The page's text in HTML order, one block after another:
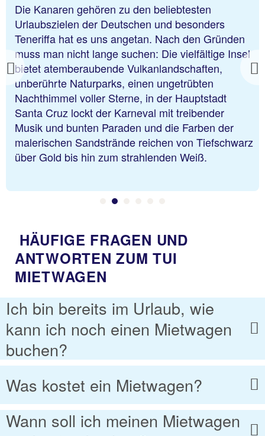
Previous
Die Kanaren gehören zu den beliebtesten
Urlaubszielen der Deutschen und besonders
Teneriffa hat es uns angetan. Nach den Gründen
muss man nicht lange suchen: Die vielfältige Insel
bietet atemberaubende Vulkanlandschaften,
unberührte Naturparks, einen ungetrübten
Nachthimmel voller Sterne, in der Hauptstadt
Santa Cruz lockt der Karneval mit treibender
Musik und bunten Paraden und die Farben der
malerischen Sandstrände reichen von Tiefschwarz
über Gold bis hin zum strahlenden Weiß.
HÄUFIGE FRAGEN UND
ANTWORTEN ZUM TUI
MIETWAGEN
Ich bin bereits im Urlaub, wie
kann ich noch einen Mietwagen
buchen?
Was kostet ein Mietwagen?
Wann soll ich meinen Mietwagen